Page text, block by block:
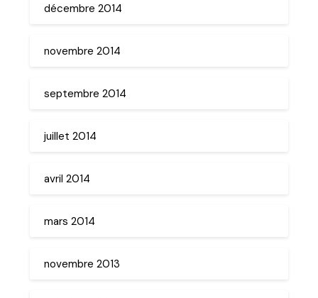
décembre 2014
novembre 2014
septembre 2014
juillet 2014
avril 2014
mars 2014
novembre 2013